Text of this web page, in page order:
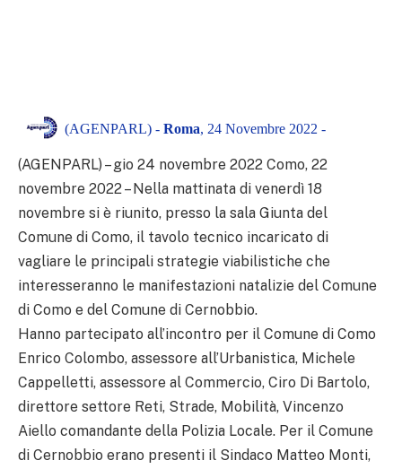
(AGENPARL) - Roma, 24 Novembre 2022 -
(AGENPARL) – gio 24 novembre 2022 Como, 22
novembre 2022 – Nella mattinata di venerdì 18
novembre si è riunito, presso la sala Giunta del
Comune di Como, il tavolo tecnico incaricato di
vagliare le principali strategie viabilistiche che
interesseranno le manifestazioni natalizie del Comune
di Como e del Comune di Cernobbio.
Hanno partecipato all’incontro per il Comune di Como
Enrico Colombo, assessore all’Urbanistica, Michele
Cappelletti, assessore al Commercio, Ciro Di Bartolo,
direttore settore Reti, Strade, Mobilità, Vincenzo
Aiello comandante della Polizia Locale. Per il Comune
di Cernobbio erano presenti il Sindaco Matteo Monti,